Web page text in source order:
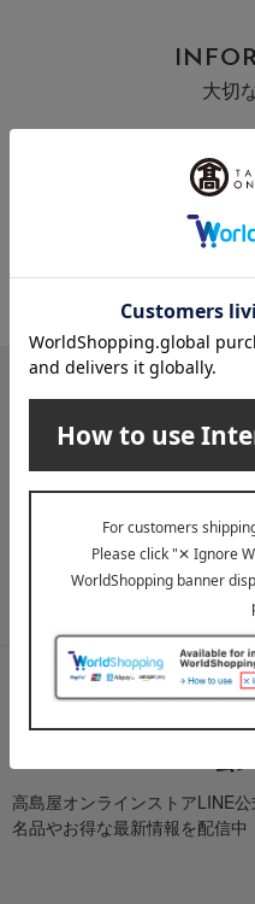
大切
お届け遅延のお知らせ
ご案内 『お届け先のご住所』ご
メー
高島屋オンラインストアLINE
名品やお得な最新情報を配信中